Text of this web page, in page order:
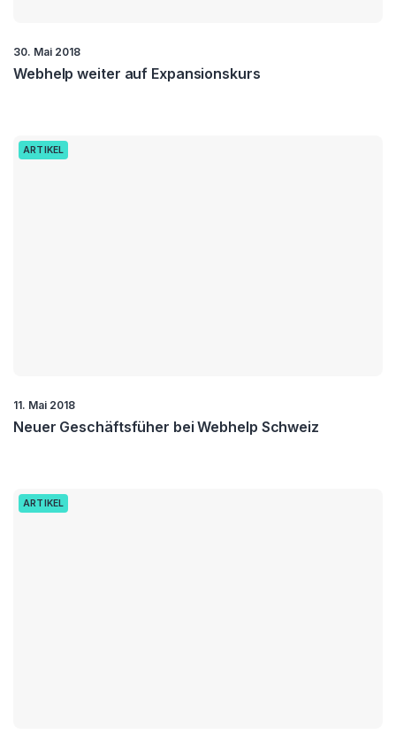
30. Mai 2018
Webhelp weiter auf Expansionskurs
ARTIKEL
11. Mai 2018
Neuer Geschäftsfüher bei Webhelp Schweiz
ARTIKEL